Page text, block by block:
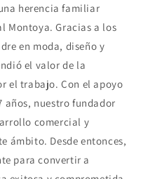
herencia familiar
Montoya. Gracias a los
en moda, diseño y
el valor de la
el trabajo. Con el apoyo
años, nuestro fundador
comercial y
ámbito. Desde entonces,
para convertir a